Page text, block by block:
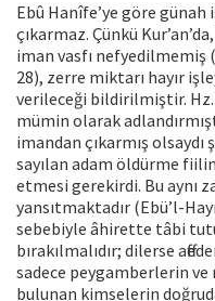
Ebû Hanîfe’ye göre
çıkarmaz. Çünkü
iman vasfı nefyedilmemiş
28), zerre miktarı hayır
verileceği bildirilmiştir. Hz.
mümin olarak
imandan çıkarmış
sayılan adam öldürme
etmesi gerekirdi. Bu aynı
yansıtmaktadır (Ebü’l-
sebebiyle âhirette tâbi
bırakılmalıdır; dilerse
sadece peygamberlerin ve
bulunan kimselerin